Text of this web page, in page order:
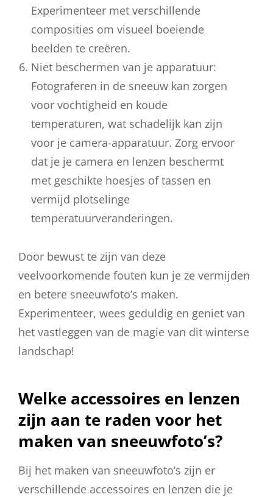
Experimenteer met verschillende
composities om visueel boeiende
beelden te creëren.
Niet beschermen van je apparatuur:
Fotograferen in de sneeuw kan zorgen
voor vochtigheid en koude
temperaturen, wat schadelijk kan zijn
voor je camera-apparatuur. Zorg ervoor
dat je je camera en lenzen beschermt
met geschikte hoesjes of tassen en
vermijd plotselinge
temperatuurveranderingen.
Door bewust te zijn van deze
veelvoorkomende fouten kun je ze vermijden
en betere sneeuwfoto’s maken.
Experimenteer, wees geduldig en geniet van
het vastleggen van de magie van dit winterse
landschap!
Welke accessoires en lenzen
zijn aan te raden voor het
maken van sneeuwfoto’s?
Bij het maken van sneeuwfoto’s zijn er
verschillende accessoires en lenzen die je